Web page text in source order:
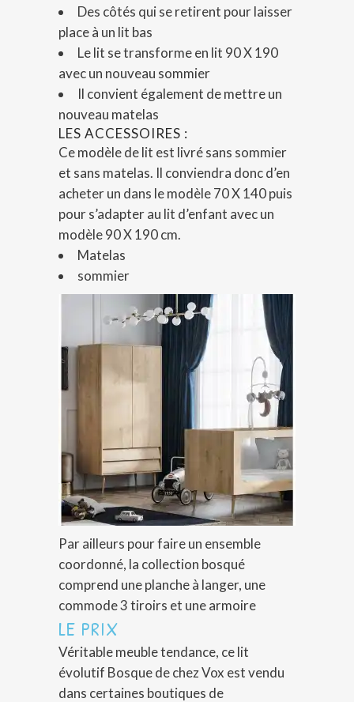
Des côtés qui se retirent pour laisser
place à un lit bas
Le lit se transforme en lit 90 X 190
avec un nouveau sommier
Il convient également de mettre un
nouveau matelas
LES ACCESSOIRES :
Ce modèle de lit est livré sans sommier
et sans matelas. Il conviendra donc d’en
acheter un dans le modèle 70 X 140 puis
pour s’adapter au lit d’enfant avec un
modèle 90 X 190 cm.
Matelas
sommier
Par ailleurs pour faire un ensemble
coordonné, la collection bosqué
comprend une planche à langer, une
commode 3 tiroirs et une armoire
LE PRIX
Véritable meuble tendance, ce lit
évolutif Bosque de chez Vox est vendu
dans certaines boutiques de